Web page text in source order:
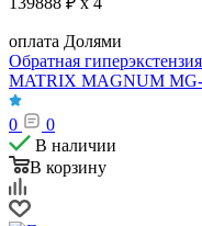
оплата Долями
Обратная
MATRIX MAGNUM
0
0
В наличии
В корзину